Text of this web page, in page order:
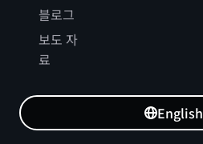
블로그
보도 자
료
English